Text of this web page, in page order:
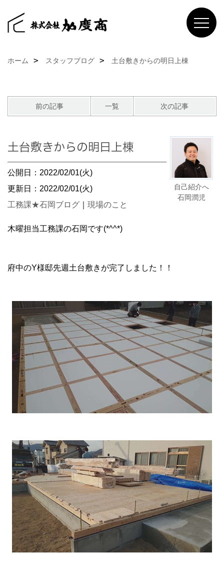
ホーム スタッフブログ 土台敷きからの明日上棟
前の記事 一覧 次の記事
自己紹介へ
石岡潤児
土台敷きからの明日上棟
公開日：2022/02/01(火)
更新日：2022/02/01(火)
工務課★石岡ブログ
現場のこと
木曜担当工務課の石岡です(*^^*)
府中のY様邸先週土台敷きが完了しました！！